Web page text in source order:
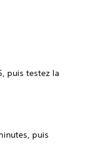
puis testez la
puis